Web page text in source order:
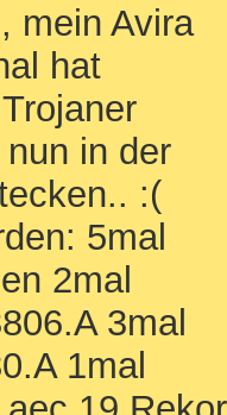
mein Avira
hat
in der
:(
5mal
2mal
3mal
1mal